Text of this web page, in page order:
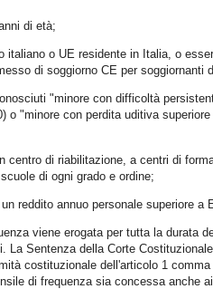
di età;
italiano o UE residente in Italia, o
di soggiorno CE per soggiornanti
"minore con difficoltà
o "minore con perdita uditiva
centro di riabilitazione, a centri di
di ogni grado e ordine;
reddito annuo personale superiore a
viene erogata per tutta la durata
La Sentenza della Corte
costituzionale dell'articolo 1
di frequenza sia concessa anche